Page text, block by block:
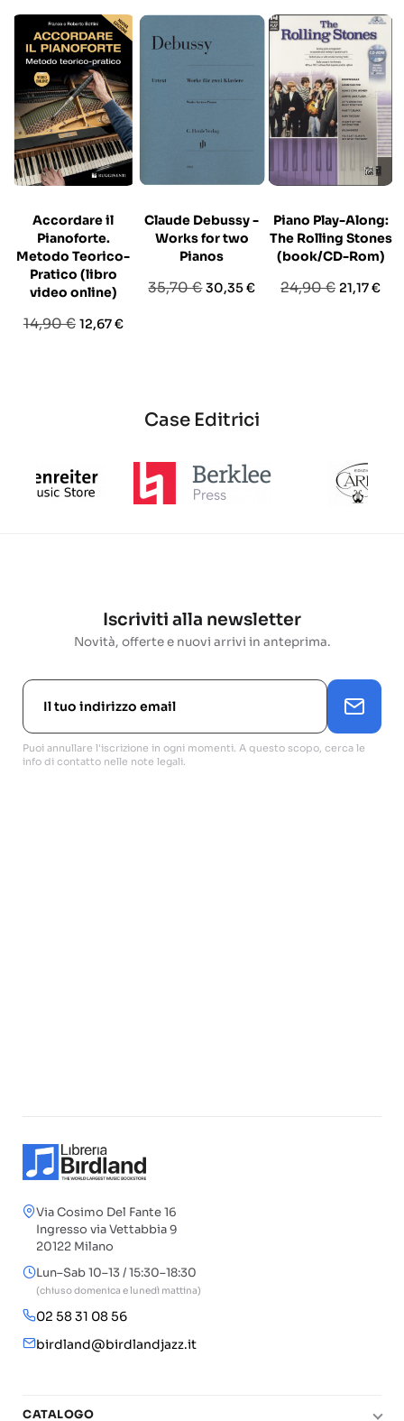
Accordare il
Pianoforte.
Metodo Teorico-
Pratico (libro
video online)
Prezzo
14,90 € Prezzo
12,67 €
Claude Debussy -
Works for two
Pianos
Prezzo
35,70 €Prezzo
30,35 €
Piano Play-Along:
The Rolling Stones
(book/CD-Rom)
Prezzo
24,90 € Prezzo
21,17 €
Case Editrici
Iscriviti alla newsletter
Novità, offerte e nuovi arrivi in anteprima.
Puoi annullare l'iscrizione in ogni momenti. A questo scopo, cerca le
info di contatto nelle note legali.
Via Cosimo Del Fante 16
Ingresso via Vettabbia 9
20122 Milano
Lun–Sab 10–13 / 15:30–18:30
(chiuso domenica e lunedì mattina)
02 58 31 08 56
birdland@birdlandjazz.it
CATALOGO